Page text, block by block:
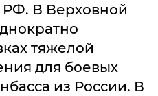
РФ. В Верховной
тяжелой
для боевых
из России. В